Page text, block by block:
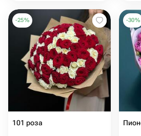
-25%
101 роза
-30%